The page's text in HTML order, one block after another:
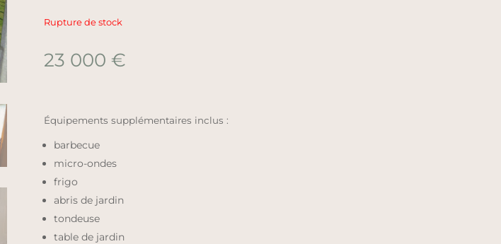
Rupture de stock
23 000 €
Équipements supplémentaires inclus :
barbecue
micro-ondes
frigo
abris de jardin
tondeuse
table de jardin